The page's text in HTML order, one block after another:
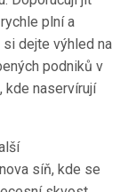
plní a
dejte výhled na
podniků v
, kde naservírují
síň, kde se